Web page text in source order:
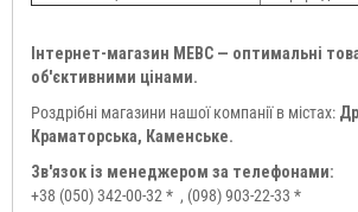
Інтернет-магазин МЕВС — оптимальні
об'єктивними цінами.
Роздрібні магазини нашої компанії в містах:
Краматорська, Каменське.
Зв'язок із менеджером за телефонами:
+38 (050) 342-00-32 * , (098) 903-22-33 *